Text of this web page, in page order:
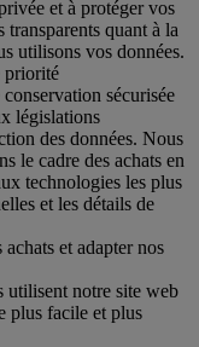
et à protéger vos
quant à la
utilisons vos données.
priorité
sécurisée
législations
des données. Nous
le cadre des achats en
technologies les plus
et les détails de
et adapter nos
utilisent notre site web
plus facile et plus